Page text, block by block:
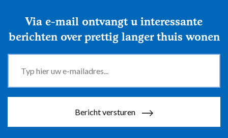
Via e-mail ontvangt u interessante
berichten over prettig langer thuis wonen
Bericht versturen